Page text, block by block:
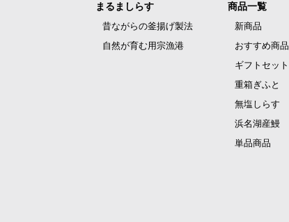
まるましらす
昔ながらの釜揚げ製法
自然が育む用宗漁港
商品一覧
新商品
おすすめ商品
ギフトセット
重箱ぎふと
無塩しらす
浜名湖産鰻
単品商品